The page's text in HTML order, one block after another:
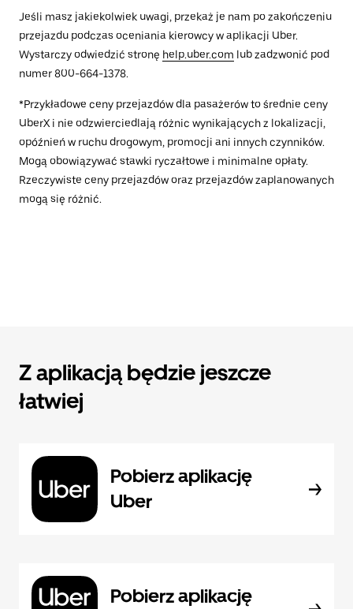
Jeśli masz jakiekolwiek uwagi, przekaż je nam po zakończeniu
przejazdu podczas oceniania kierowcy w aplikacji Uber.
Wystarczy odwiedzić stronę help.uber.com lub zadzwonić pod
numer 800-664-1378.
*Przykładowe ceny przejazdów dla pasażerów to średnie ceny
UberX i nie odzwierciedlają różnic wynikających z lokalizacji,
opóźnień w ruchu drogowym, promocji ani innych czynników.
Mogą obowiązywać stawki ryczałtowe i minimalne opłaty.
Rzeczywiste ceny przejazdów oraz przejazdów zaplanowanych
mogą się różnić.
Z aplikacją będzie jeszcze
łatwiej
Pobierz aplikację
Uber
Pobierz aplikację